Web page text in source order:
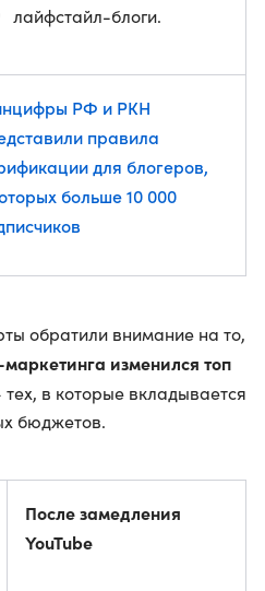
лайфстайл-блоги.
РФ и РКН
правила
для блогеров,
больше 10 000
обратили внимание на то,
изменился топ
в которые вкладывается
бюджетов.
После замедления
YouTube